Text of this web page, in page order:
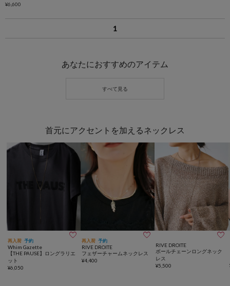
¥6,600
1
あなたにおすすめのアイテム
首元にアクセントを加えるネックレス
再入荷 予約 
Whim Gazette
【THE PAUSE】ロングラリエ
ット
¥6,050
再入荷 予約 
RIVE DROITE
フェザーチャームネックレス
¥4,400

RIVE DROITE
ボールチェーンロングネック
レス
¥5,500